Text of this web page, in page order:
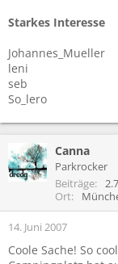
Starkes Interesse
Johannes_Mueller
leni
seb
So_lero
Canna
Parkrocker
Beiträge
Ort
14. Juni 2007
Coole Sache! So